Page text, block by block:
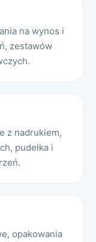
na wynos i
zestawów
z nadrukiem,
pudełka i
opakowania